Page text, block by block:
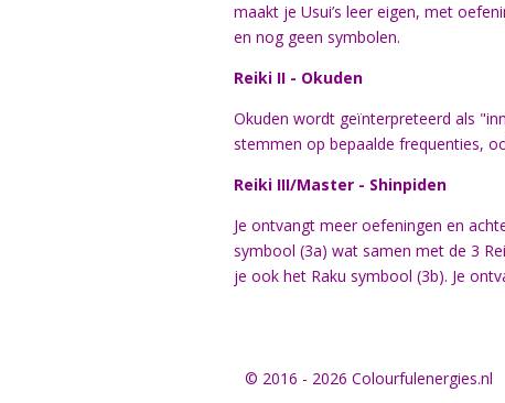
maakt je Usui’s leer eigen, met
en nog geen symbolen.
Reiki II - Okuden
Okuden wordt geïnterpreteerd als
stemmen op bepaalde frequenties,
Reiki III/Master - Shinpiden
Je ontvangt meer oefeningen en
symbool (3a) wat samen met de 3
je ook het Raku symbool (3b). Je
© 2016 - 2026 Colourfulenergies.nl